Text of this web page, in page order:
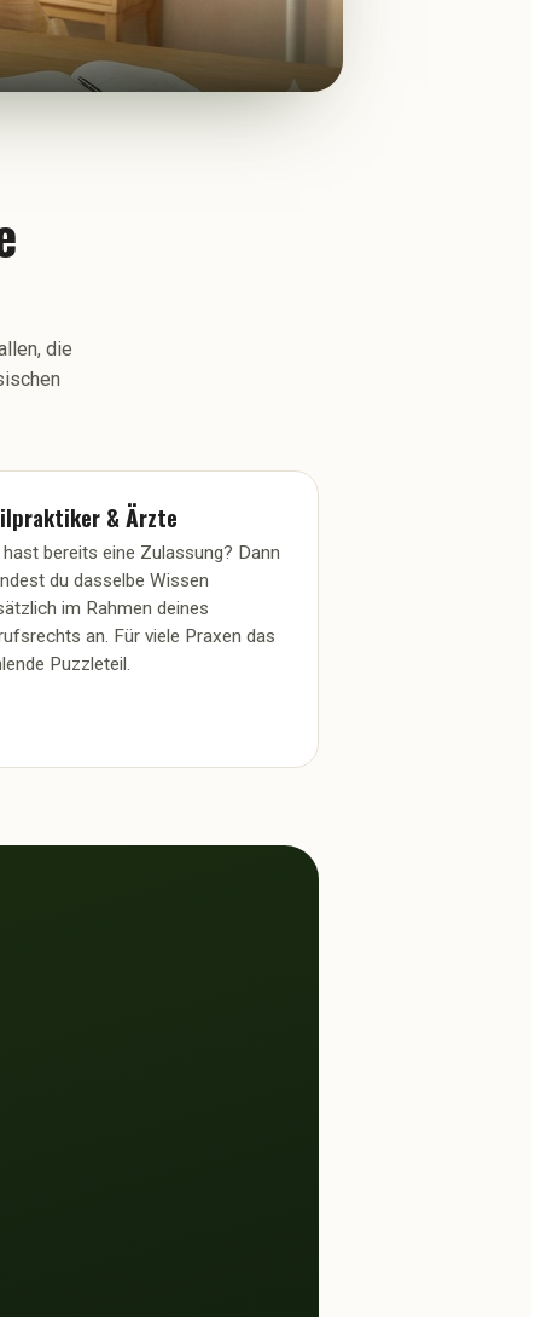
die
& Ärzte
bereits eine Zulassung? Dann
du dasselbe Wissen
im Rahmen deines
an. Für viele Praxen das
Puzzleteil.